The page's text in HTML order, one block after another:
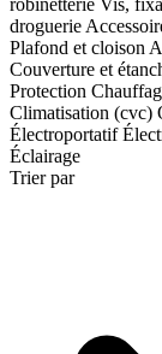
robinetterie Vis,
droguerie
Plafond et cloison
Couverture et
Protection
Climatisation (cvc)
Électroportatif
Éclairage
Trier par